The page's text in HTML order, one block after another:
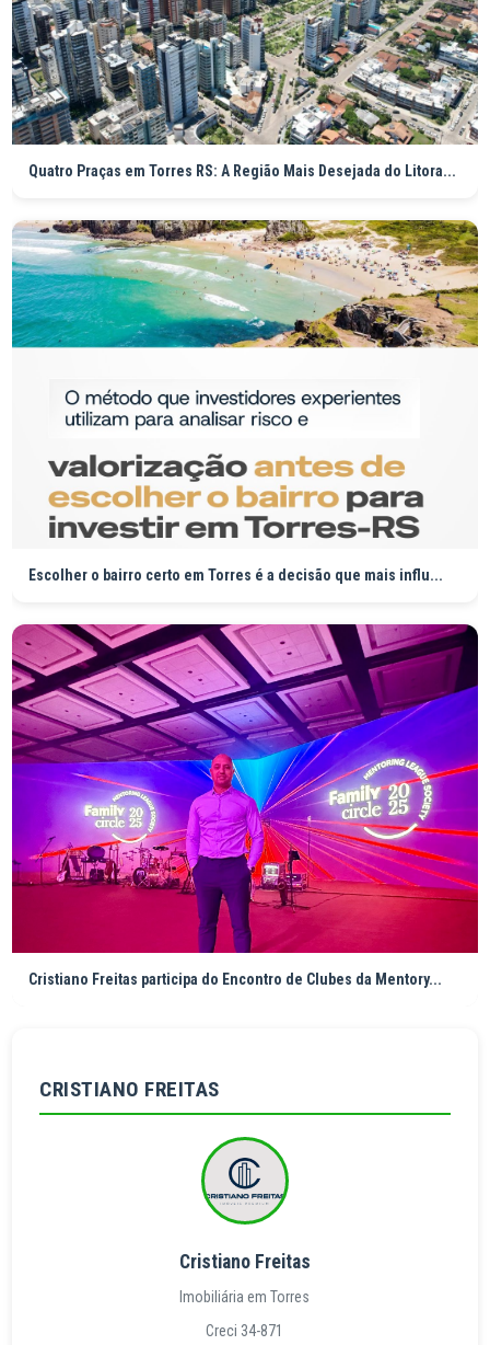
Quatro Praças em Torres RS: A Região Mais Desejada do Litora...
Escolher o bairro certo em Torres é a decisão que mais influ...
Cristiano Freitas participa do Encontro de Clubes da Mentory...
CRISTIANO FREITAS
Cristiano Freitas
Imobiliária em Torres
Creci 34-871